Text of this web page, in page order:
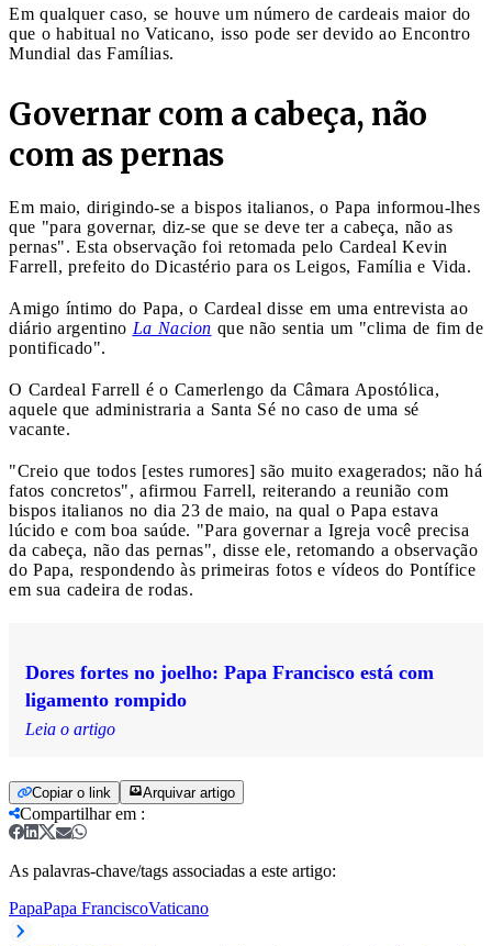
Em qualquer caso, se houve um número de cardeais maior do
que o habitual no Vaticano, isso pode ser devido ao Encontro
Mundial das Famílias.
Governar com a cabeça, não
com as pernas
Em maio, dirigindo-se a bispos italianos, o Papa informou-lhes
que "para governar, diz-se que se deve ter a cabeça, não as
pernas". Esta observação foi retomada pelo Cardeal Kevin
Farrell, prefeito do Dicastério para os Leigos, Família e Vida.
Amigo íntimo do Papa, o Cardeal disse em uma entrevista ao
diário argentino La Nacion que não sentia um "clima de fim de
pontificado".
O Cardeal Farrell é o Camerlengo da Câmara Apostólica,
aquele que administraria a Santa Sé no caso de uma sé
vacante.
"Creio que todos [estes rumores] são muito exagerados; não há
fatos concretos", afirmou Farrell, reiterando a reunião com
bispos italianos no dia 23 de maio, na qual o Papa estava
lúcido e com boa saúde. "Para governar a Igreja você precisa
da cabeça, não das pernas", disse ele, retomando a observação
do Papa, respondendo às primeiras fotos e vídeos do Pontífice
em sua cadeira de rodas.
Dores fortes no joelho: Papa Francisco está com
ligamento rompido
Leia o artigo
Copiar o link Arquivar artigo
Compartilhar em :
As palavras-chave/tags associadas a este artigo:
PapaPapa FranciscoVaticano